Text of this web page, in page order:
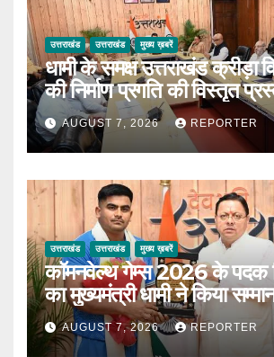
उत्तराखंड उत्तराखंड मुख्य ख़बरें
धामी के समक्ष उत्तराखंड क्रीड़ा
की निर्माण प्रगति की विस्तृत
AUGUST 7, 2026 REPORTER
उत्तराखंड उत्तराखंड मुख्य ख़बरें
कॉमनवेल्थ गेम्स 2026 के पदक
का मुख्यमंत्री धामी ने किया
AUGUST 7, 2026 REPORTER